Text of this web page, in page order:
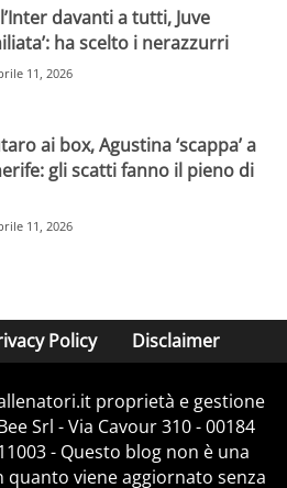
l’Inter davanti a tutti, Juve
ha scelto i nerazzurri
11, 2026
ai box, Agustina ‘scappa’ a
gli scatti fanno il pieno di
11, 2026
Policy Disclaimer
proprietà e gestione
Srl - Via Cavour 310 - 00184
- Questo blog non è una
viene aggiornato senza